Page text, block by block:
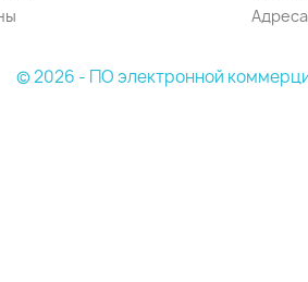
Адреса
© 2026 - ПО электронной